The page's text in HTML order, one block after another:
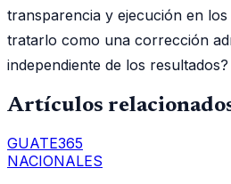
transparencia y ejecución en
tratarlo como una corrección
independiente de los resultados?
Artículos
GUATE365
NACIONALES